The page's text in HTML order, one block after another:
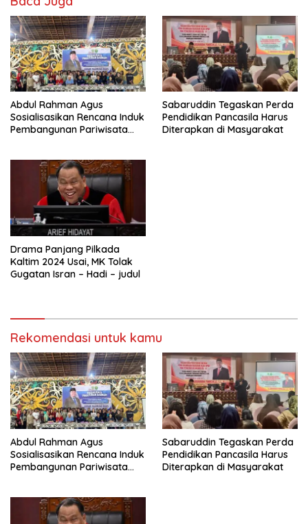
Abdul Rahman Agus
Sosialisasikan Rencana Induk
Pembangunan Pariwisata
Sabaruddin Tegaskan Perda
Pendidikan Pancasila Harus
Diterapkan di Masyarakat
Drama Panjang Pilkada
Kaltim 2024 Usai, MK Tolak
Gugatan Isran – Hadi – judul
Rekomendasi untuk kamu
Abdul Rahman Agus
Sosialisasikan Rencana Induk
Pembangunan Pariwisata
Sabaruddin Tegaskan Perda
Pendidikan Pancasila Harus
Diterapkan di Masyarakat